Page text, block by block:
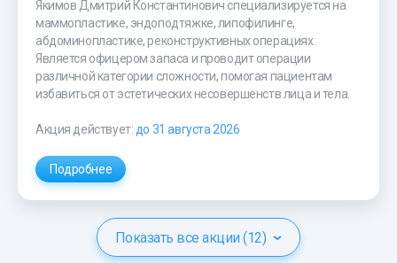
Якимов Дмитрий Константинович специализируется на
маммопластике, эндоподтяжке, липофилинге,
абдоминопластике, реконструктивных операциях.
Является офицером запаса и проводит операции
различной категории сложности, помогая пациентам
избавиться от эстетических несовершенств лица и тела.
Акция действует:до 31 августа 2026
Подробнее
Показать все акции (12)